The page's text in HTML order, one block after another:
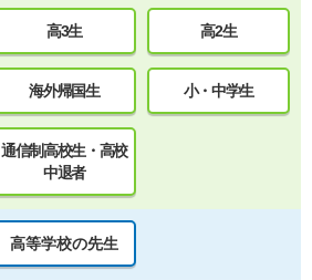
高3生 高2生
海外帰国生 小・中学生
通信制高校生・高校
中退者
高等学校の先生